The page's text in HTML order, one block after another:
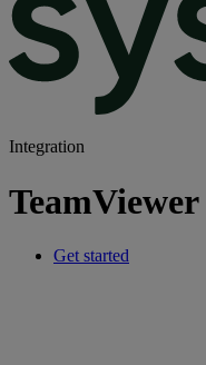
Integration
Get started